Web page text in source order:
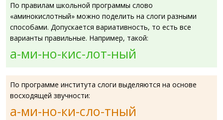
По правилам школьной программы слово
«аминокислотный» можно поделить на слоги разными
способами. Допускается вариативность, то есть все
варианты правильные. Например, такой:
а-ми-но-кис-лот-ный
По программе института слоги выделяются на основе
восходящей звучности:
а-ми-но-ки-сло-тный